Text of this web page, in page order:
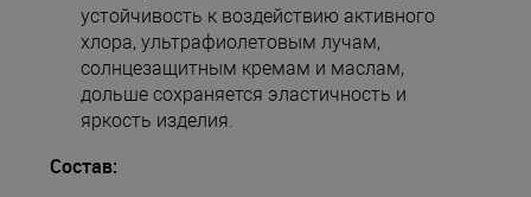
устойчивость к воздействию активного
хлора, ультрафиолетовым лучам,
солнцезащитным кремам и маслам,
дольше сохраняется эластичность и
яркость изделия.
Состав: